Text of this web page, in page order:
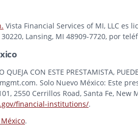
Vista Financial Services of MI, LLC es
Lansing, MI 48909-7720, por
QUEJA CON ESTE PRESTAMISTA,
Solo Nuevo México: Este
2550 Cerrillos Road, Santa Fe,
financial-institutions/.
.